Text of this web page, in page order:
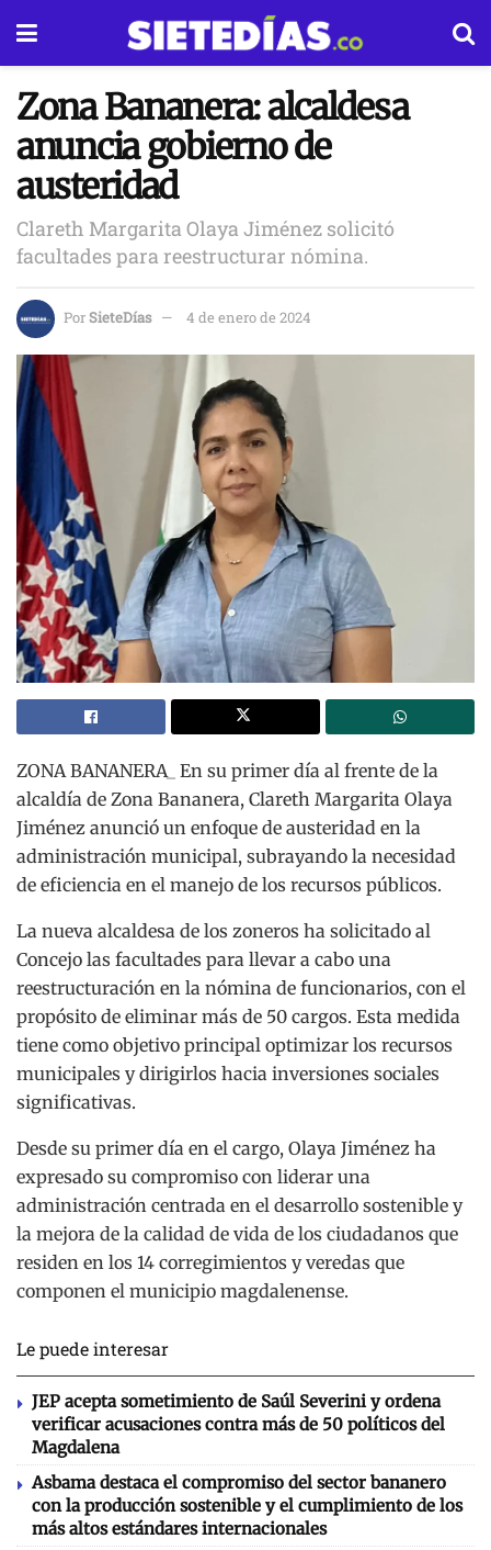
Zona Bananera: alcaldesa
anuncia gobierno de
austeridad
Clareth Margarita Olaya Jiménez solicitó
facultades para reestructurar nómina.
PorSieteDías 4 de enero de 2024
ZONA BANANERA_ En su primer día al frente de la
alcaldía de Zona Bananera, Clareth Margarita Olaya
Jiménez anunció un enfoque de austeridad en la
administración municipal, subrayando la necesidad
de eficiencia en el manejo de los recursos públicos.
La nueva alcaldesa de los zoneros ha solicitado al
Concejo las facultades para llevar a cabo una
reestructuración en la nómina de funcionarios, con el
propósito de eliminar más de 50 cargos. Esta medida
tiene como objetivo principal optimizar los recursos
municipales y dirigirlos hacia inversiones sociales
significativas.
Desde su primer día en el cargo, Olaya Jiménez ha
expresado su compromiso con liderar una
administración centrada en el desarrollo sostenible y
la mejora de la calidad de vida de los ciudadanos que
residen en los 14 corregimientos y veredas que
componen el municipio magdalenense.
Le puede interesar
JEP acepta sometimiento de Saúl Severini y ordena
verificar acusaciones contra más de 50 políticos del
Magdalena
Asbama destaca el compromiso del sector bananero
con la producción sostenible y el cumplimiento de los
más altos estándares internacionales